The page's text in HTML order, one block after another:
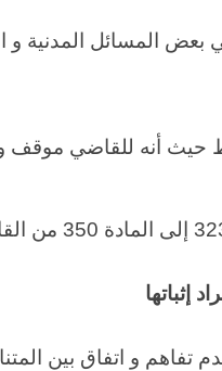
بعض المسائل المدنية و
حيث أنه للقاضي
إثباتها
تفاهم و اتفاق بين